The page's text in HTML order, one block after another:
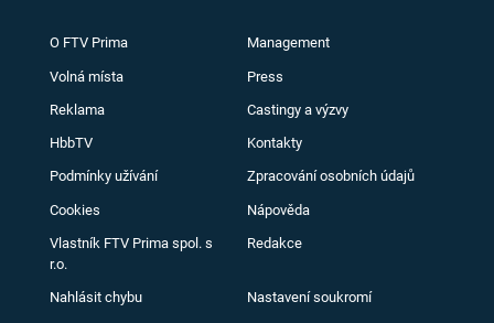
O FTV Prima Management
Volná místa Press
Reklama Castingy a výzvy
HbbTV Kontakty
Podmínky užívání Zpracování osobních údajů
Cookies Nápověda
Vlastník FTV Prima spol. s
r.o.
Redakce
Nahlásit chybu Nastavení soukromí